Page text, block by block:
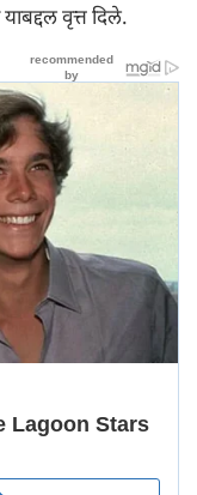
वृत्त दिले.